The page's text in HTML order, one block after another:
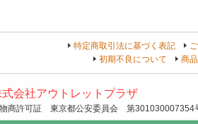
特定商取引法に基づく表記
初期不良について
商
式会社アウトレットプラザ
商許可証 東京都公安委員会 第301030007354